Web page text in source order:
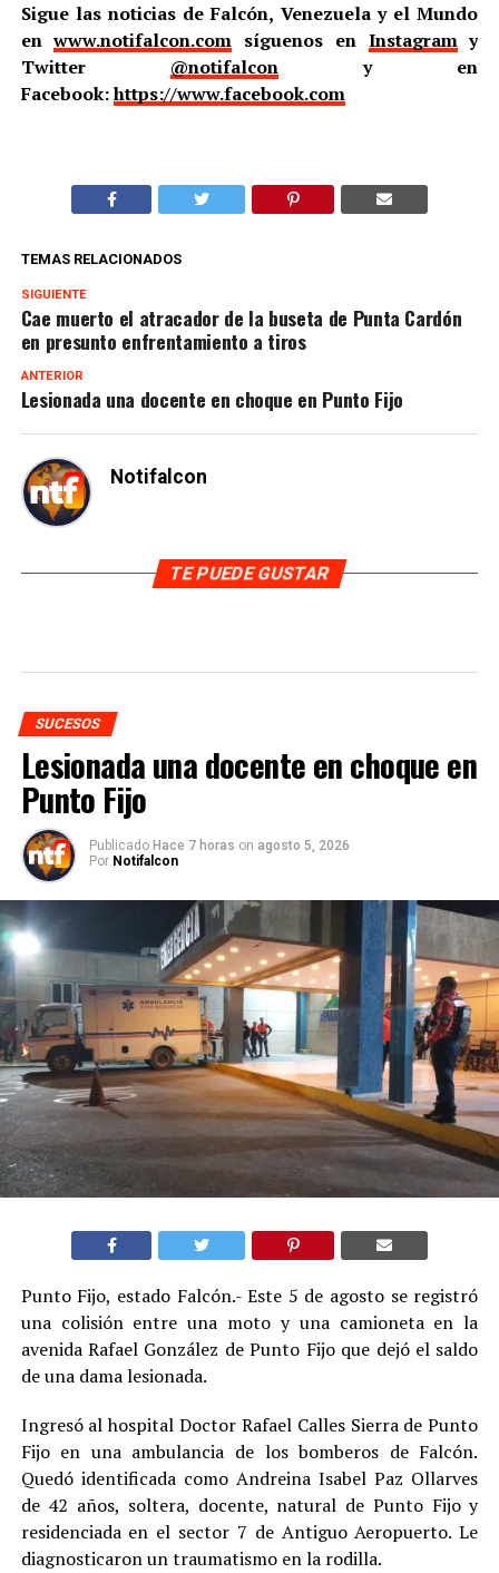
Sigue las noticias de Falcón, Venezuela y el Mundo
enwww.notifalcon.com síguenos en Instagramy
Twitter @notifalcony en
Facebook:https://www.facebook.com
TEMAS RELACIONADOS
SIGUIENTE
Cae muerto el atracador de la buseta de Punta Cardón
en presunto enfrentamiento a tiros
ANTERIOR
Lesionada una docente en choque en Punto Fijo
Notifalcon
TE PUEDE GUSTAR
SUCESOS
Lesionada una docente en choque en
Punto Fijo
Publicado Hace 7 horas on agosto 5, 2026
Por Notifalcon
Punto Fijo, estado Falcón.- Este 5 de agosto se registró
una colisión entre una moto y una camioneta en la
avenida Rafael González de Punto Fijo que dejó el saldo
de una dama lesionada.
Ingresó al hospital Doctor Rafael Calles Sierra de Punto
Fijo en una ambulancia de los bomberos de Falcón.
Quedó identificada como Andreina Isabel Paz Ollarves
de 42 años, soltera, docente, natural de Punto Fijo y
residenciada en el sector 7 de Antiguo Aeropuerto. Le
diagnosticaron un traumatismo en la rodilla.